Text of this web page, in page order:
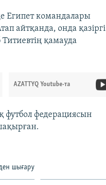
Египет командалары
айтқанда, онда қазіргі
қамауда
AZATTYQ Youtube-та
футбол федерациясын
шығару